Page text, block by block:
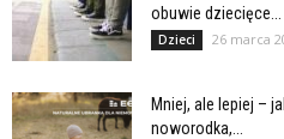
obuwie dziecięce...
Dzieci 26 marca
Mniej, ale lepiej –
noworodka,...